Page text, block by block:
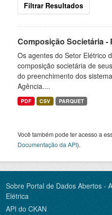
Filtrar Resultados
Composição Societária -
Os agentes do Setor Elétrico
composição societária de
do preenchimento dos
Agência....
PDF CSV PARQUET
Você também pode ter acesso a
Documentação da API).
Sobre Portal de Dados Abertos -
Elétrica
API do CKAN